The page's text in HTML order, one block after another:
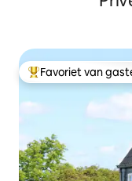
Topfavoriet van
Favoriet van